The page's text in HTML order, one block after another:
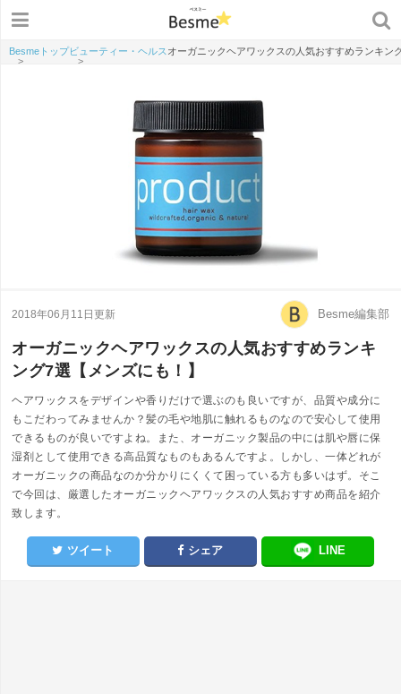
Besmeトップ
>
ビューティー・ヘルス
>
オーガニックヘアワックスの人気おすすめランキン
2018年06月11日更新 Besme編集部
オーガニックヘアワックスの人気おすすめランキ
ング7選【メンズにも！】
ヘアワックスをデザインや香りだけで選ぶのも良いですが、品質や成分に
もこだわってみませんか？髪の毛や地肌に触れるものなので安心して使用
できるものが良いですよね。また、オーガニック製品の中には肌や唇に保
湿剤として使用できる高品質なものもあるんですよ。しかし、一体どれが
オーガニックの商品なのか分かりにくくて困っている方も多いはず。そこ
で今回は、厳選したオーガニックヘアワックスの人気おすすめ商品を紹介
致します。
ツイート シェア LINE